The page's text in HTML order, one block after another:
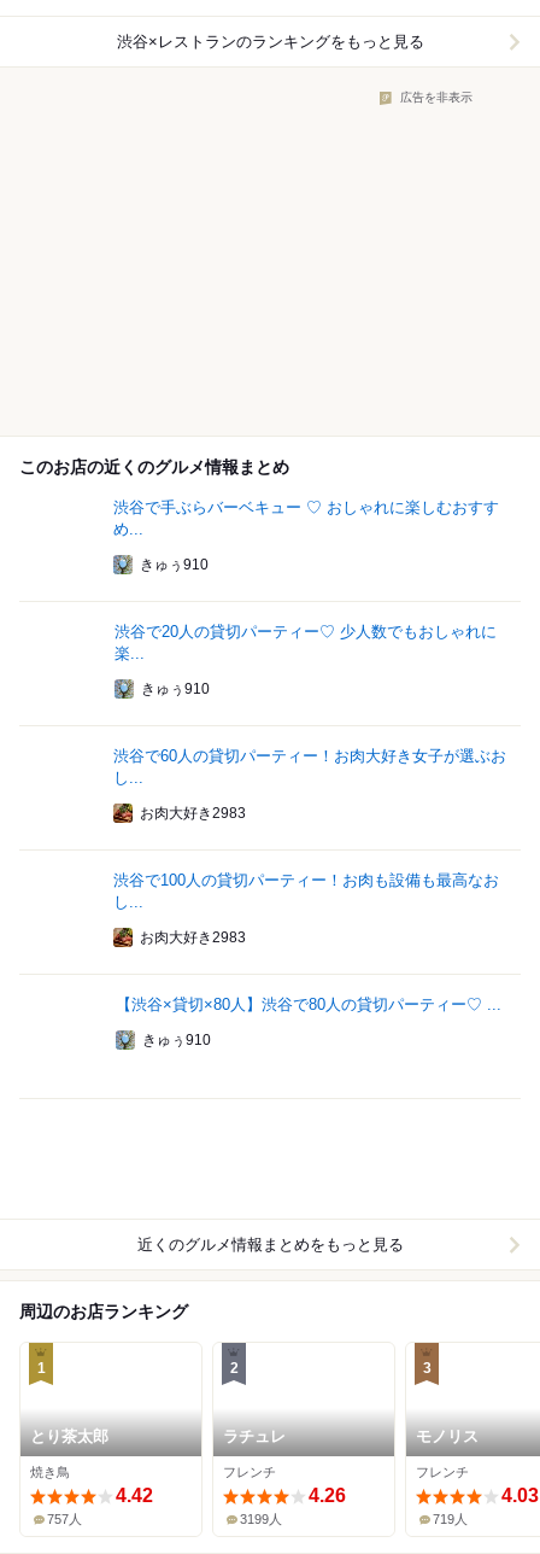
渋谷×レストランのランキングをもっと見る
広告を非表示
このお店の近くのグルメ情報まとめ
渋谷で手ぶらバーベキュー ♡ おしゃれに楽しむおすす
め...
きゅぅ910
渋谷で20人の貸切パーティー♡ 少人数でもおしゃれに
楽...
きゅぅ910
渋谷で60人の貸切パーティー！お肉大好き女子が選ぶお
し...
お肉大好き2983
渋谷で100人の貸切パーティー！お肉も設備も最高なお
し...
お肉大好き2983
【渋谷×貸切×80人】渋谷で80人の貸切パーティー♡ ...
きゅぅ910
近くのグルメ情報まとめをもっと見る
周辺のお店ランキング
1
とり茶太郎
焼き鳥
4.42
757人
2
ラチュレ
フレンチ
4.26
3199人
3
モノリス
フレンチ
4.03
719人